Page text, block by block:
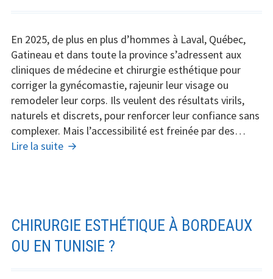
En 2025, de plus en plus d’hommes à Laval, Québec,
Gatineau et dans toute la province s’adressent aux
cliniques de médecine et chirurgie esthétique pour
corriger la gynécomastie, rajeunir leur visage ou
remodeler leur corps. Ils veulent des résultats virils,
naturels et discrets, pour renforcer leur confiance sans
complexer. Mais l’accessibilité est freinée par des…
Lire la suite La
Québec
explose :
attentes,
prix,
CHIRURGIE ESTHÉTIQUE À BORDEAUX
OU EN TUNISIE ?